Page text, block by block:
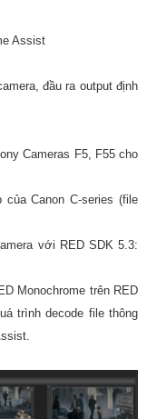
Assist
đầu ra output định
Cameras F5, F55 cho
Canon C-series (file
với RED SDK 5.3:
trên RED
trình decode file thông